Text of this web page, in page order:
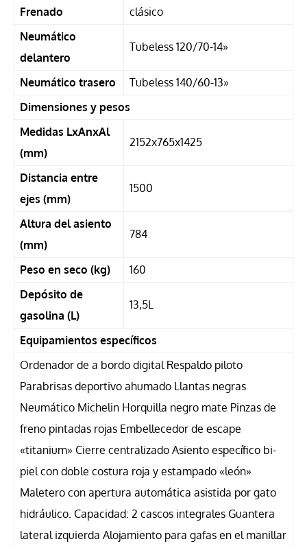
Frenado
clásico
Neumático
delantero
Tubeless 120/70-14»
Neumático trasero
Tubeless 140/60-13»
Dimensiones y pesos
Medidas LxAnxAl
(mm)
2152x765x1425
Distancia entre
ejes (mm)
1500
Altura del asiento
(mm)
784
Peso en seco (kg)
160
Depósito de
gasolina (L)
13,5L
Equipamientos específicos
Ordenador de a bordo digital Respaldo piloto
Parabrisas deportivo ahumado Llantas negras
Neumático Michelin Horquilla negro mate Pinzas de
freno pintadas rojas Embellecedor de escape
«titanium» Cierre centralizado Asiento específico bi-
piel con doble costura roja y estampado «león»
Maletero con apertura automática asistida por gato
hidráulico. Capacidad: 2 cascos integrales Guantera
lateral izquierda Alojamiento para gafas en el manillar